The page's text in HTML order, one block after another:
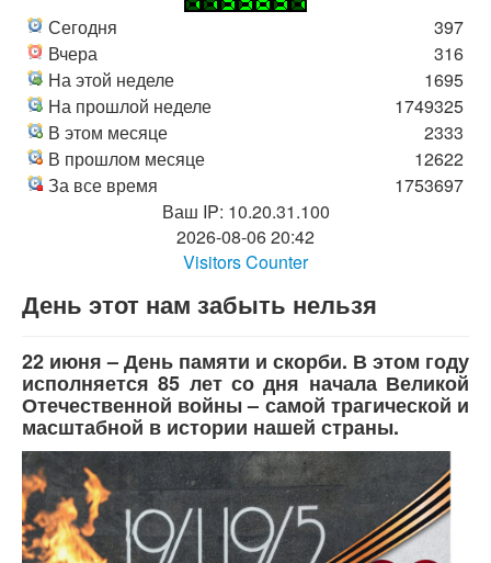
Сегодня
Вчера
На этой неделе
На прошлой неделе
В этом месяце
В прошлом месяце
За все время
397
316
1695
1749325
2333
12622
1753697
Ваш IP: 10.20.31.100
2026-08-06 20:42
Visitors Counter
День этот нам забыть нельзя
22 июня – День памяти и скорби. В этом году
исполняется 85 лет со дня начала Великой
Отечественной войны – самой трагической и
масштабной в истории нашей страны.